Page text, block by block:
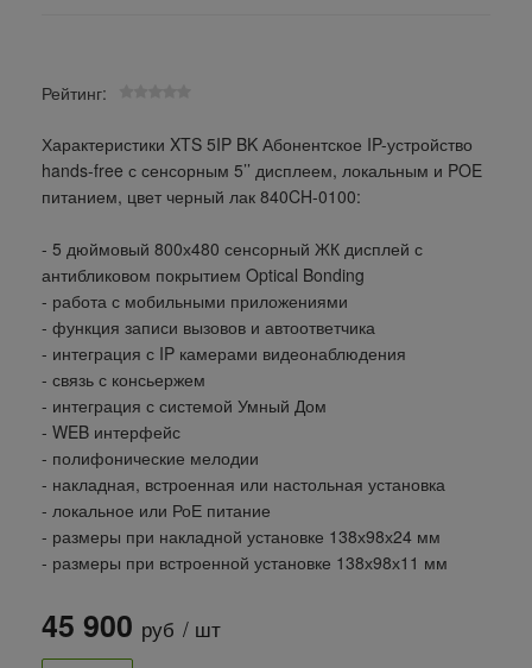
Рейтинг:
Характеристики XTS 5IP BK Абонентское IP-устройство
hands-free с сенсорным 5’’ дисплеем, локальным и POE
питанием, цвет черный лак 840CH-0100:
- 5 дюймовый 800х480 сенсорный ЖК дисплей с
антибликовом покрытием Optical Bonding
- работа с мобильными приложениями
- функция записи вызовов и автоответчика
- интеграция с IP камерами видеонаблюдения
- связь с консьержем
- интеграция с системой Умный Дом
- WEB интерфейс
- полифонические мелодии
- накладная, встроенная или настольная установка
- локальное или РоЕ питание
- размеры при накладной установке 138х98х24 мм
- размеры при встроенной установке 138х98х11 мм
45 900 руб / шт